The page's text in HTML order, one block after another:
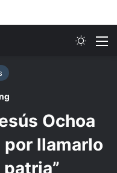
Ochoa
por llamarlo